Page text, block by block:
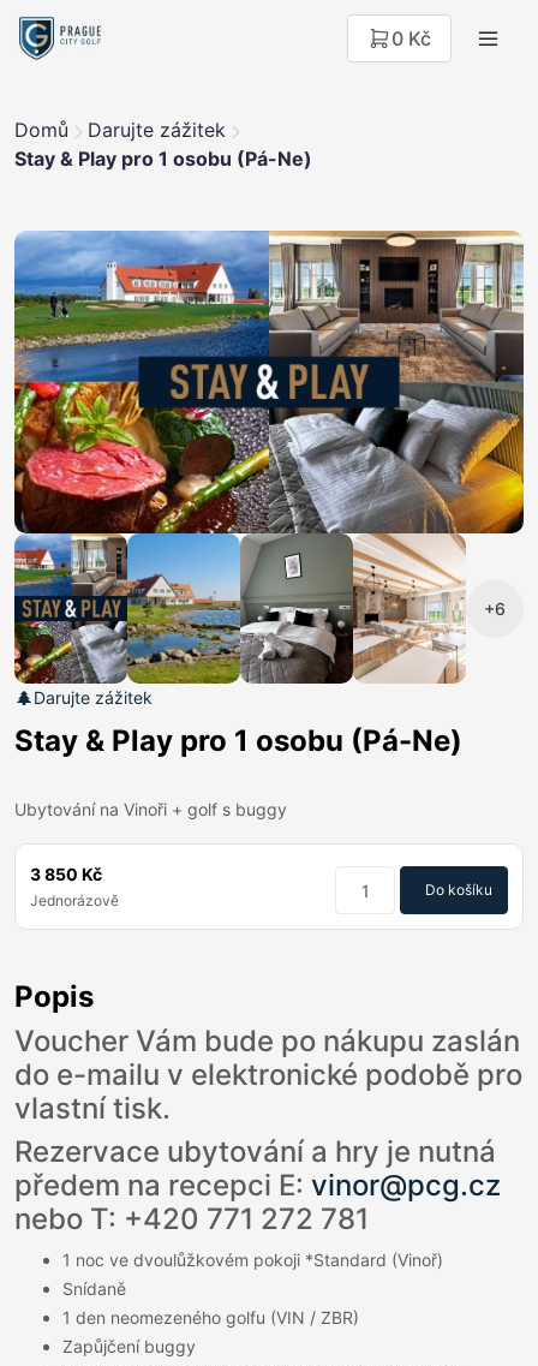
0 Kč
Domů
Darujte zážitek
Stay & Play pro 1 osobu (Pá-Ne)
+6
Darujte zážitek
Stay & Play pro 1 osobu (Pá-Ne)
Ubytování na Vinoři + golf s buggy
3 850 Kč
Jednorázově
Do košíku
Popis
Voucher Vám bude po nákupu zaslán
do e-mailu v elektronické podobě pro
vlastní tisk.
Rezervace ubytování a hry je nutná
předem na recepci E: vinor@pcg.cz
nebo T: +420 771 272 781
1 noc ve dvoulůžkovém pokoji *Standard (Vinoř)
Snídaně
1 den neomezeného golfu (VIN / ZBR)
Zapůjčení buggy